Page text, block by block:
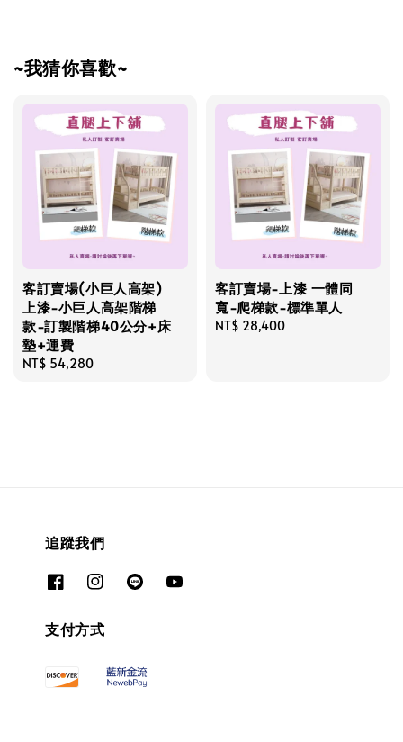
~我猜你喜歡~
客訂賣場(小巨人高架)
上漆-小巨人高架階梯
款-訂製階梯40公分+床
墊+運費
Regular
NT$ 54,280
客訂賣場-上漆 一體同
寬-爬梯款-標準單人
Regular
NT$ 28,400
追蹤我們
支付方式